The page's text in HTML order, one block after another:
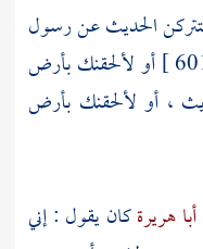
الحديث عن رسول
أو لألحقنك بأرض
، أو لألحقنك بأرض
أبا هريرةكان يقول : إني